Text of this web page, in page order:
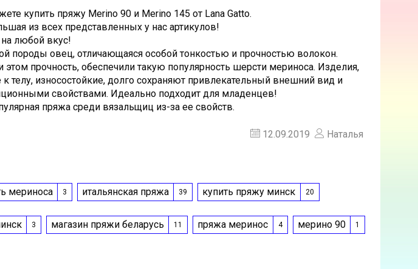
купить пряжу Merino 90 и Merino 145 от Lana Gatto.
из всех представленных у нас артикулов!
любой вкус!
породы овец, отличающаяся особой тонкостью и прочностью волокон.
этом прочность, обеспечили такую популярность шерсти мериноса. Изделия,
телу, износостойкие, долго сохраняют привлекательный внешний вид и
свойствами. Идеально подходит для младенцев!
пряжа среди вязальщиц из-за ее свойств.
12.09.2019 Наталья
мериноса 3 итальянская пряжа 39 купить пряжу минск 20
3 магазин пряжи беларусь 11 пряжа меринос 4 мерино 90 1